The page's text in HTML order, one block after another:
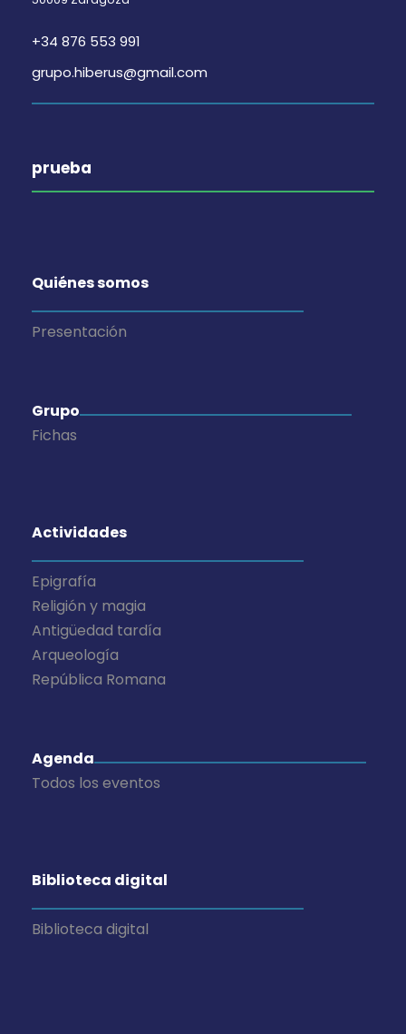
+34 876 553 991
grupo.hiberus@gmail.com
prueba
Quiénes somos
Presentación
Grupo
Fichas
Actividades
Epigrafía
Religión y magia
Antigüedad tardía
Arqueología
República Romana
Agenda
Todos los eventos
Biblioteca digital
Biblioteca digital